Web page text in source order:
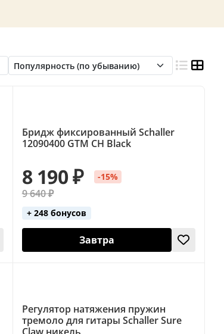
Бридж фиксированный Schaller
12090400 GTM CH Black
8 190 ₽ -15%
9 640 ₽
+ 248 бонусов
Завтра
Регулятор натяжения пружин
тремоло для гитары Schaller Sure